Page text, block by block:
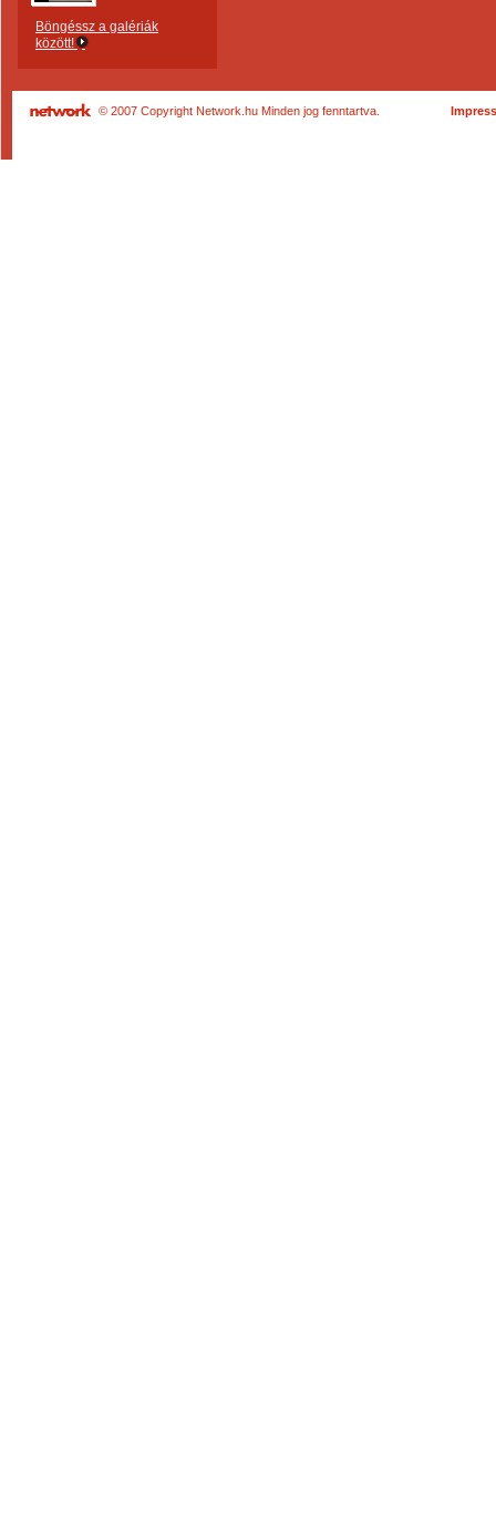
Böngéssz a galériák
között!
© 2007 Copyright Network.hu Minden jog fenntartva.